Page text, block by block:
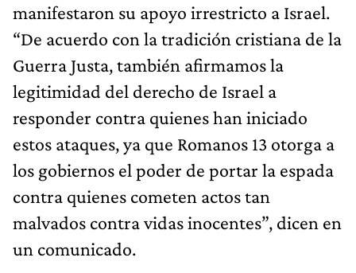
manifestaron su apoyo irrestricto a Israel.
“De acuerdo con la tradición cristiana de la
Guerra Justa, también afirmamos la
legitimidad del derecho de Israel a
responder contra quienes han iniciado
estos ataques, ya que Romanos 13 otorga a
los gobiernos el poder de portar la espada
contra quienes cometen actos tan
malvados contra vidas inocentes”, dicen en
un comunicado.